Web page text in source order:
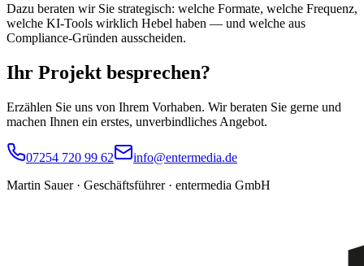
Dazu beraten wir Sie strategisch: welche Formate, welche Frequenz,
welche KI-Tools wirklich Hebel haben — und welche aus
Compliance-Gründen ausscheiden.
Ihr Projekt besprechen?
Erzählen Sie uns von Ihrem Vorhaben. Wir beraten Sie gerne und
machen Ihnen ein erstes, unverbindliches Angebot.
07254 720 99 62
info@entermedia.de
Martin Sauer · Geschäftsführer · entermedia GmbH